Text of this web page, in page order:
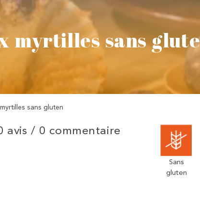
myrtilles sans
sans gluten
avis / 0 commentaire
Sans
gluten